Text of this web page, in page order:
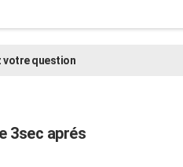
votre question
3sec aprés